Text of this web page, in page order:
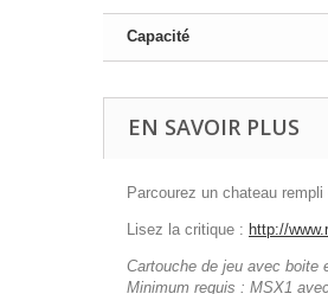
Capacité
EN SAVOIR PLUS
Parcourez un chateau
Lisez la critique : http://
Cartouche de jeu avec boite
Minimum requis : MSX1